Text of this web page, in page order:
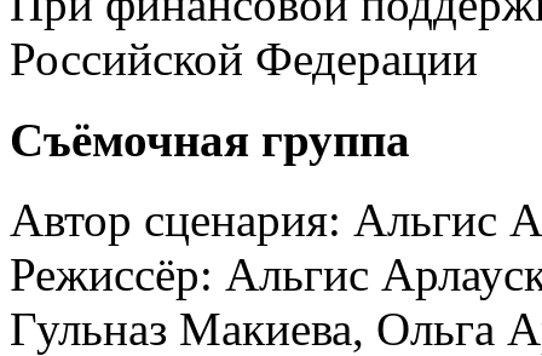
Российской Федерации
Съёмочная группа
Автор сценария: Альгис
Режиссёр: Альгис
Гульназ Макиева, Ольга